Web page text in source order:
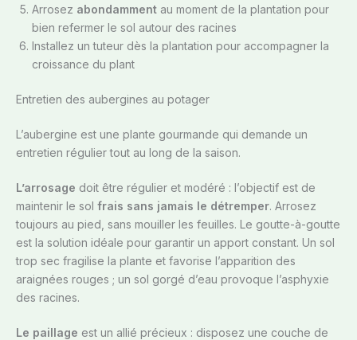
Arrosez abondamment au moment de la plantation pour
bien refermer le sol autour des racines
Installez un tuteur dès la plantation pour accompagner la
croissance du plant
Entretien des aubergines au potager
L’aubergine est une plante gourmande qui demande un
entretien régulier tout au long de la saison.
L’arrosage doit être régulier et modéré : l’objectif est de
maintenir le sol frais sans jamais le détremper. Arrosez
toujours au pied, sans mouiller les feuilles. Le goutte-à-goutte
est la solution idéale pour garantir un apport constant. Un sol
trop sec fragilise la plante et favorise l’apparition des
araignées rouges ; un sol gorgé d’eau provoque l’asphyxie
des racines.
Le paillage est un allié précieux : disposez une couche de